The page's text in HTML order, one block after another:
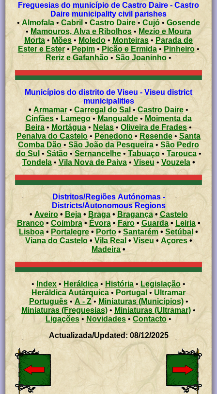
Freguesias do município de Castro Daire - Castro
Daire municipality civil parishes
•Almofala •Cabril • Castro Daire • Cujó • Gosende
•
Mamouros, Alva e Ribolhos • Mezio e Moura
Morta • Mões • Moledo • Monteiras • Parada de
Ester e Ester• Pepim• Picão e Ermida• Pinheiro•
Reriz e Gafanhão • São Joaninho •
Municípios do distrito de Viseu - Viseu district
municipalities
• Armamar • Carregal do Sal• Castro Daire •
Cinfães• Lamego•Mangualde• Moimenta da
Beira• Mortágua • Nelas• Oliveira de Frades•
Penalva do Castelo • Penedono • Resende • Santa
Comba Dão • São João da Pesqueira •São Pedro
do Sul • Sátão• Sernancelhe• Tabuaço• Tarouca•
Tondela• Vila Nova de Paiva• Viseu • Vouzela •
Distritos/Regiões Autónomas -
Districts/Autonomous Regions
• Aveiro• Beja• Braga• Bragança•Castelo
Branco• Coimbra• Évora• Faro• Guarda• Leiria•
Lisboa • Portalegre • Porto •Santarém• Setúbal •
Viana do Castelo•Vila Real • Viseu • Açores •
Madeira •
• Index •Heráldica • História • Legislação •
Heráldica Autárquica • Portugal • Ultramar
Português• A - Z• Miniaturas (Municípios)•
Miniaturas (Freguesias) • Miniaturas (Ultramar) •
Ligações •Novidades • Contacto •
Actualizada/Updated: 08/12/2025